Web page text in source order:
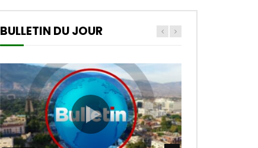
BULLETIN DU JOUR